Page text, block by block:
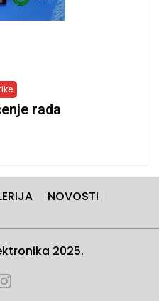
rada
NOVOSTI
2025.